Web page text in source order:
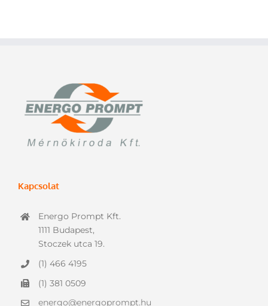
Kapcsolat
Energo Prompt Kft.
1111 Budapest,
Stoczek utca 19.
(1) 466 4195
(1) 381 0509
energo@energoprompt.hu